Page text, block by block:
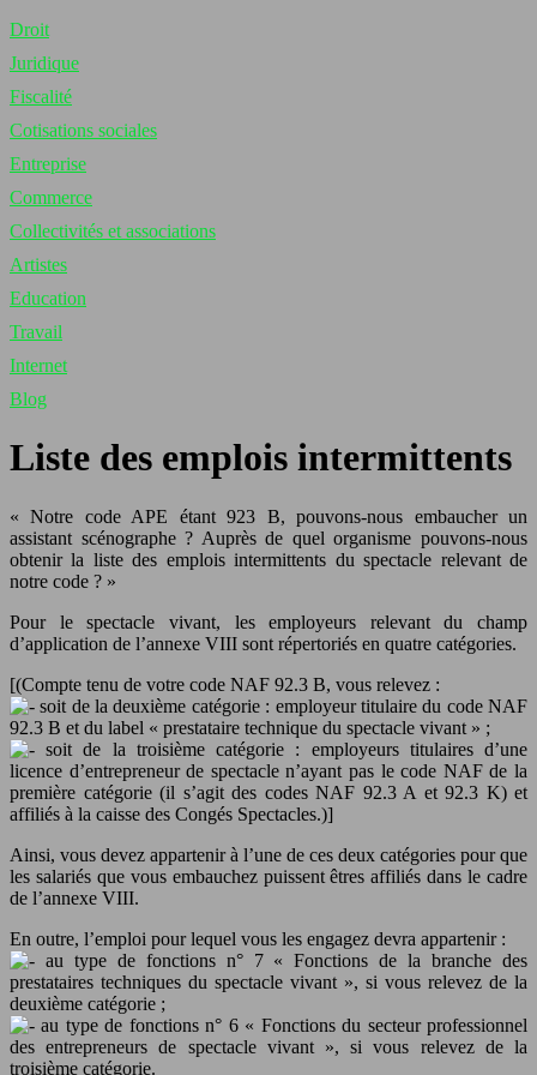
Droit
Juridique
Fiscalité
Cotisations sociales
Entreprise
Commerce
Collectivités et associations
Artistes
Education
Travail
Internet
Blog
Liste des emplois intermittents
« Notre code APE étant 923 B, pouvons-nous embaucher un
assistant scénographe ? Auprès de quel organisme pouvons-nous
obtenir la liste des emplois intermittents du spectacle relevant de
notre code ? »
Pour le spectacle vivant, les employeurs relevant du champ
d’application de l’annexe VIII sont répertoriés en quatre catégories.
[(Compte tenu de votre code NAF 92.3 B, vous relevez :
soit de la deuxième catégorie : employeur titulaire du code NAF
92.3 B et du label « prestataire technique du spectacle vivant » ;
soit de la troisième catégorie : employeurs titulaires d’une
licence d’entrepreneur de spectacle n’ayant pas le code NAF de la
première catégorie (il s’agit des codes NAF 92.3 A et 92.3 K) et
affiliés à la caisse des Congés Spectacles.)]
Ainsi, vous devez appartenir à l’une de ces deux catégories pour que
les salariés que vous embauchez puissent êtres affiliés dans le cadre
de l’annexe VIII.
En outre, l’emploi pour lequel vous les engagez devra appartenir :
au type de fonctions n° 7 « Fonctions de la branche des
prestataires techniques du spectacle vivant », si vous relevez de la
deuxième catégorie ;
au type de fonctions n° 6 « Fonctions du secteur professionnel
des entrepreneurs de spectacle vivant », si vous relevez de la
troisième catégorie.